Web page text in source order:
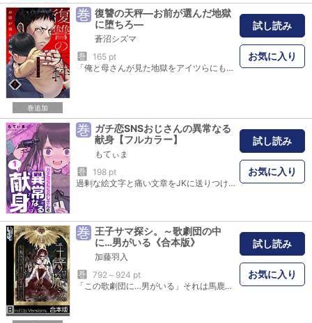
巻追加
巻 復讐の天秤―お前が選んだ地獄
に堕ちろ―
蒼沼シズマ
巻
165 pt
「俺と母さんが見た地獄をアイツらにも選ばせてやる！」愛する人を守って死ぬか、自分が死ぬか。復讐の天秤はどちらに傾く？――過酷ないじめを受けていた志郎。意を決していじめっ子たちに立ち向かい、そして打ち勝った…。ところがある日、母親から衝撃的な一言が告げられる。「おなかに赤ちゃんができましたよ」いじめっ子たちは志郎の代わりに母親を弄んでいただけだった。真実を知った志郎は、赤ちゃんの父親かもしれないいじめっ子たちに復讐することを決意する…！
試し読み
お気に入り
巻 ガチ恋SNSおじさんの異常なる
献身【フルカラー】
もてぃま
巻
198 pt
過剰な絵文字と痛い文章をJKに送りつけてくるSNSおじさん…舐めてた相手はとんでもないバケモノだった…！――可愛い自分に絶対的な自信を持つ女子高生・める。彼女の密かな楽しみは、裏アカJKとしてSNS上の男たちを手玉に取ること…そんなある日、ウザいおじさん構文のアカウントに絡まれる。ドン引きするめるだったが、ちょいエロ画像を送り、お礼に新機種のスマホをプレゼントさせることに成功！調子に乗って色々と貢がせ始めるが…彼女は知らなかった…おじさんは、めるの為なら”何でも”してしまうことを…！
試し読み
お気に入り
巻 王子サマ探シ。～歌劇団の中
に…男がいる《合本版》
加藤羽入
巻
792～924 pt
「この歌劇団に…男がいる」それは馬鹿げた噂のはずだった。なのに…女の園で渦巻く無垢なる悪意は、少女達を狂気へと走らせ――新人のアキラの夢は、憧れのトップスター:輝音のような男役になること。しかし、歌劇学校に広がる「男がいる」という噂…。こんなの信じる方がどうかしてる…そう思ってたのに…。様々な思惑を持つ生徒達の口を通るたび、それは真実かのように力を帯び始め…ついに…。輝音を襲う、謎のマスク集団の影…そして集団ヒステリーを起こした生徒達が始めた「男狩り」…やがてその矛先は男役のアキラにも向かい… ※この作品は過去、電子書籍「王子サマ探シ。～歌劇団の中に…男がいる１～６巻」に掲載されました。重複購入にご注意下さい。
試し読み
お気に入り